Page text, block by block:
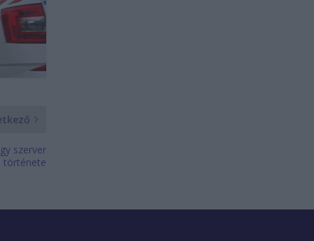
szerver
története